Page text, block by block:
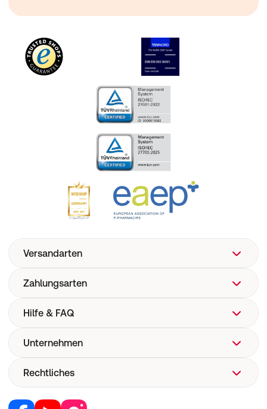
Versandarten
Zahlungsarten
Hilfe & FAQ
FAQ
Versand
Unternehmen
Über uns
Corporate Website
Rechtliches
Vertrag widerrufen